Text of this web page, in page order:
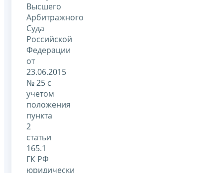
Высшего
Арбитражного
Суда
Российской
Федерации
от
23.06.2015
№ 25 с
учетом
положения
пункта
2
статьи
165.1
ГК РФ
юридически